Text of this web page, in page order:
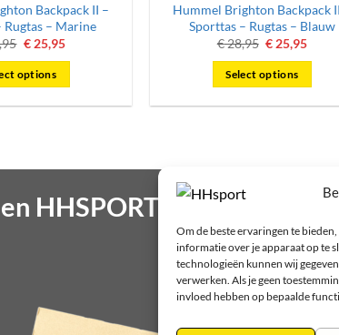
Om de beste ervaringen te
informatie over je apparaat op te
technologieën kunnen wij
verwerken. Als je geen
invloed hebben op bepaalde
Backpack II –
Rugtas – Marine
Oorspronkelijke
was:
€ 28,95.
€25,95Huidige
options
Hummel Brighton Backpack
Sporttas – Rugtas – Blauw
€28,95
prijs
was:
€ 28,95.
€ 25,95
Select options
HHSPORT giftcard